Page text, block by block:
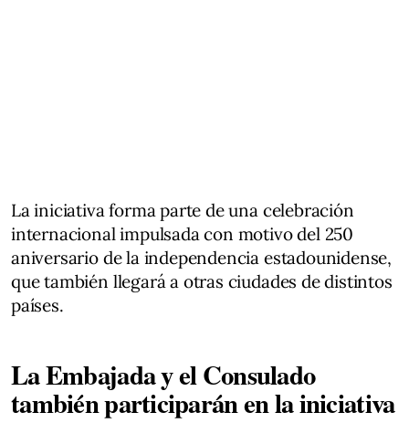
La iniciativa forma parte de una celebración
internacional impulsada con motivo del 250
aniversario de la independencia estadounidense,
que también llegará a otras ciudades de distintos
países.
La Embajada y el Consulado
también participarán en la iniciativa